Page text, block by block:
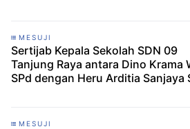
MESUJI
Sertijab Kepala Sekolah SDN 09
Tanjung Raya antara Dino Krama
SPd dengan Heru Arditia Sanjaya
MESUJI